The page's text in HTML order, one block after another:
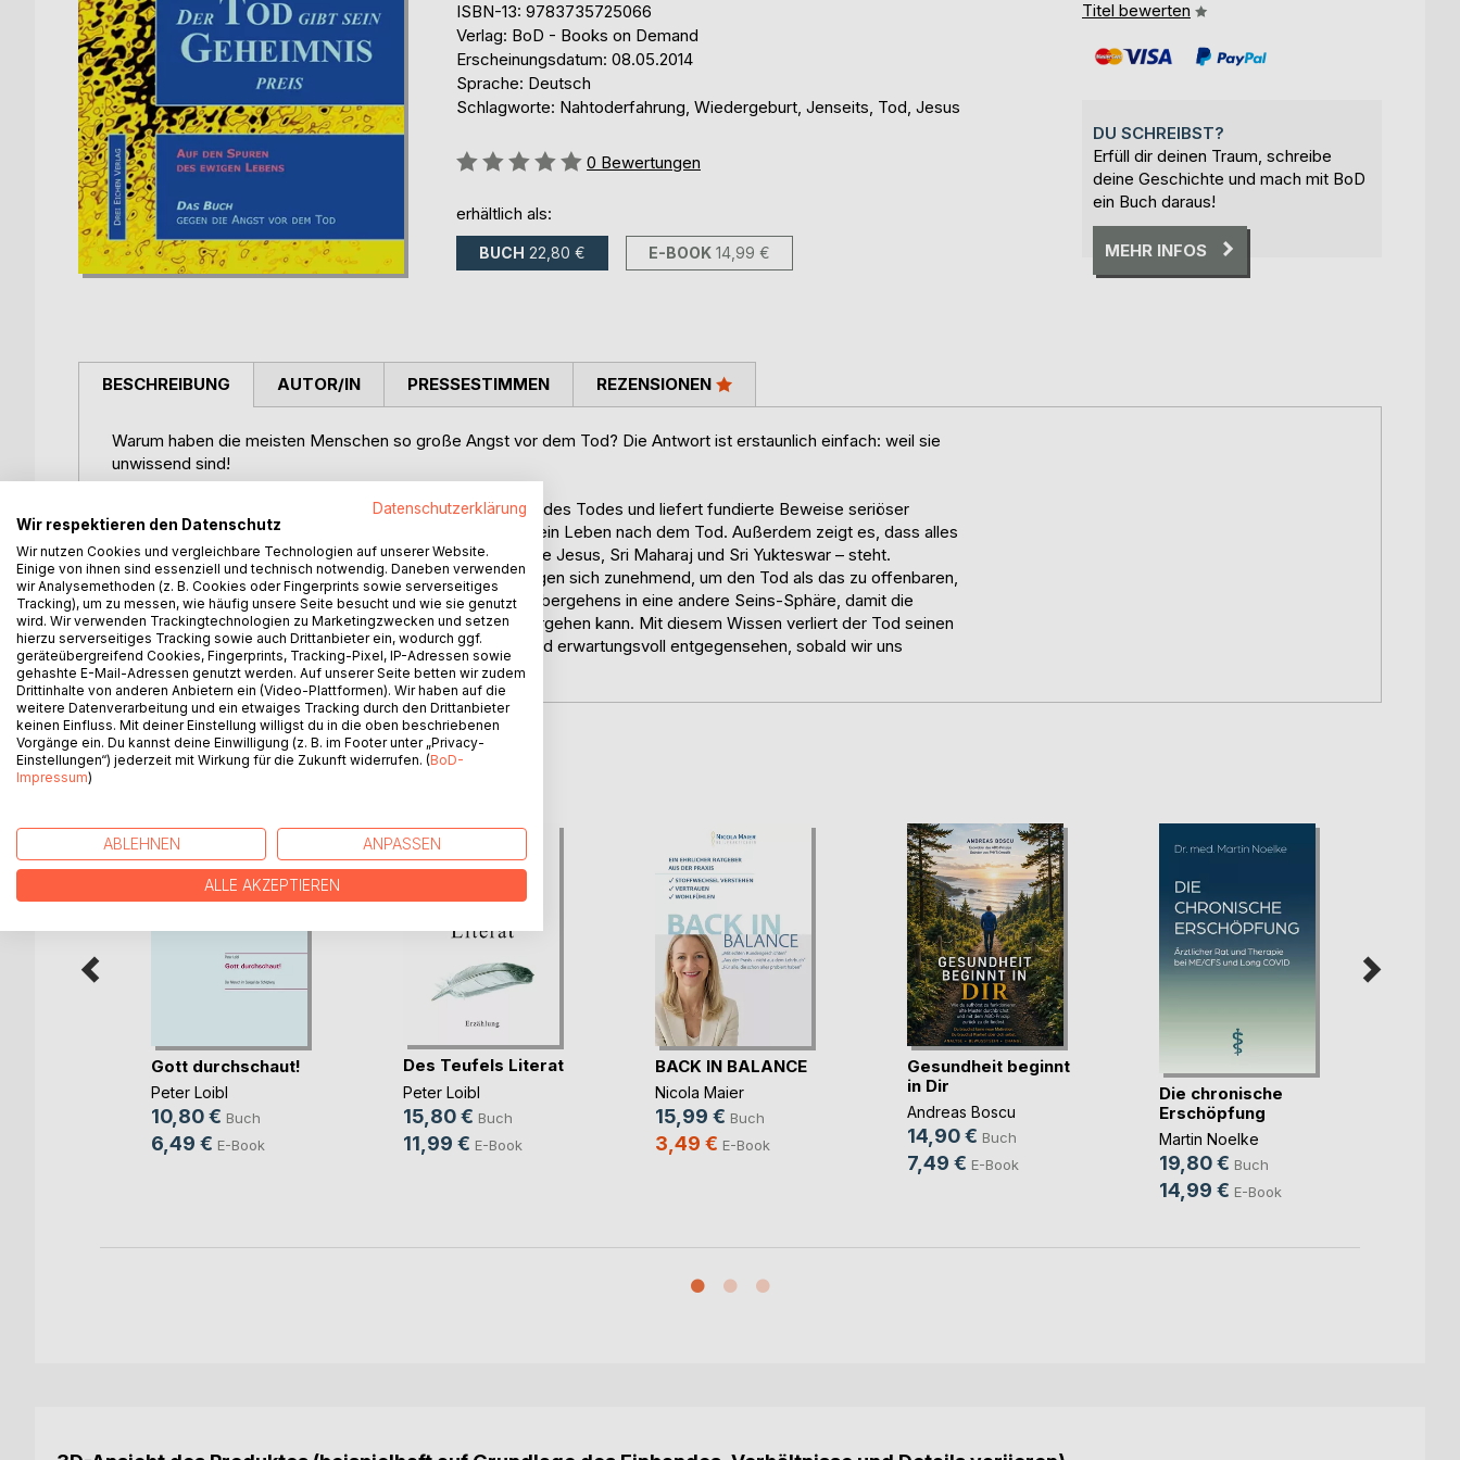
ISBN-13: 9783735725066
Verlag: BoD - Books on Demand
Erscheinungsdatum: 08.05.2014
Sprache: Deutsch
Schlagworte: Nahtoderfahrung, Wiedergeburt, Jenseits, Tod, Jesus
Bewertung::
0 Bewertungen
erhältlich als:
BUCH 22,80 € E-BOOK 14,99 €
Titel bewerten
DU SCHREIBST?
Erfüll dir deinen Traum, schreibe
deine Geschichte und mach mit BoD
ein Buch daraus!
MEHR INFOS
BESCHREIBUNG
Warum haben die meisten Menschen so große Angst vor dem Tod? Die Antwort ist erstaunlich einfach: weil sie
unwissend sind!
Dieses Buch lüftet das Geheimnis über das wahre Wesen des Todes und liefert fundierte Beweise seriöser
Sterbeforscher, Mediziner, Quanten- und Biophysiker für ein Leben nach dem Tod. Außerdem zeigt es, dass alles
im Einklang mit den Lehren großer spiritueller Meister – wie Jesus, Sri Maharaj und Sri Yukteswar – steht.
Naturwissenschaft, Philosophie und Spiritualismus vereinigen sich zunehmend, um den Tod als das zu offenbaren,
was er ist: ein höchst lebendiger Schöpfungsakt des Hinübergehens in eine andere Seins-Sphäre, damit die
Entwicklungsreise unserer Seelen auch im Jenseits weitergehen kann. Mit diesem Wissen verliert der Tod seinen
Schrecken. Mehr noch, wir können ihm sogar neugierig und erwartungsvoll entgegensehen, sobald wir uns
verinnerlicht haben: ... tot sein heißt lebendig bleiben!
AUTOR/IN PRESSESTIMMEN REZENSIONEN
WEITERE TITEL BEIBoD
Gott durchschaut!
Peter Loibl
10,80 € Buch
6,49 € E-Book
Des Teufels Literat
Peter Loibl
15,80 € Buch
11,99 € E-Book
BACK IN BALANCE
Nicola Maier
15,99 € Buch
3,49 € E-Book
Gesundheit beginnt
in Dir
Andreas Boscu
14,90 € Buch
7,49 € E-Book
Die chronische
Erschöpfung
Martin Noelke
19,80 € Buch
14,99 € E-Book
Datenschutzerklärung
Wir respektieren den Datenschutz
Wir nutzen Cookies und vergleichbare Technologien auf unserer Website.
Einige von ihnen sind essenziell und technisch notwendig. Daneben verwenden
wir Analysemethoden (z. B. Cookies oder Fingerprints sowie serverseitiges
Tracking), um zu messen, wie häufig unsere Seite besucht und wie sie genutzt
wird. Wir verwenden Trackingtechnologien zu Marketingzwecken und setzen
hierzu serverseitiges Tracking sowie auch Drittanbieter ein, wodurch ggf.
geräteübergreifend Cookies, Fingerprints, Tracking-Pixel, IP-Adressen sowie
gehashte E-Mail-Adressen genutzt werden. Auf unserer Seite betten wir zudem
Drittinhalte von anderen Anbietern ein (Video-Plattformen). Wir haben auf die
weitere Datenverarbeitung und ein etwaiges Tracking durch den Drittanbieter
keinen Einfluss. Mit deiner Einstellung willigst du in die oben beschriebenen
Vorgänge ein. Du kannst deine Einwilligung (z. B. im Footer unter „Privacy-
Einstellungen“) jederzeit mit Wirkung für die Zukunft widerrufen. (BoD-
Impressum)
ABLEHNEN ANPASSEN
ALLE AKZEPTIEREN